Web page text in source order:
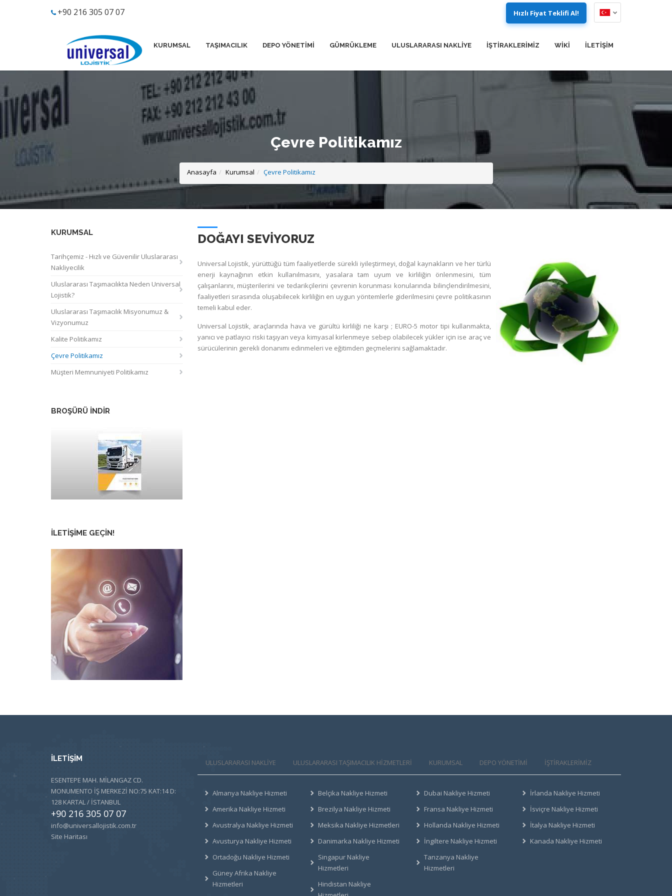
+90 216 305 07 07 Hızlı Fiyat Teklifi Al!
KURUMSAL TAŞIMACILIK DEPO YÖNETİMİ GÜMRÜKLEME ULUSLARARASI NAKLİYE İŞTİRAKLERİMİZ WIKI İLETİŞİM
Çevre Politikamız
Anasayfa Kurumsal Çevre Politikamız
KURUMSAL
Tarihçemiz - Hızlı ve Güvenilir Uluslararası
Nakliyecilik
Uluslararası Taşımacılıkta Neden Universal
Lojistik?
Uluslararası Taşımacılık Misyonumuz &
Vizyonumuz
Kalite Politikamız
Çevre Politikamız
Müşteri Memnuniyeti Politikamız
BROŞÜRÜ İNDİR
İLETIŞIME GEÇIN!
DOĞAYI SEVİYORUZ
Universal Lojistik, yürüttüğü tüm faaliyetlerde sürekli iyileştirmeyi, doğal kaynakların ve her türlü
enerji kaynağının etkin kullanılmasını, yasalara tam uyum ve kirliliğin önlenmesini, tüm
çalışanlarını, müşterilerini ve tedarikçilerini çevrenin korunması konularında bilinçlendirilmesini,
faaliyetleri sırasında oluşabilecek kirliliğin en uygun yöntemlerle giderilmesini çevre politikasının
temeli kabul eder.
Universal Lojistik, araçlarında hava ve gürültü kirliliği ne karşı ; EURO-5 motor tipi kullanmakta,
yanıcı ve patlayıcı riski taşıyan veya kimyasal kirlenmeye sebep olabilecek yükler için ise araç ve
sürücülerinin gerekli donanımı edinmeleri ve eğitimden geçmelerini sağlamaktadır.
İLETİŞİM
ESENTEPE MAH. MİLANGAZ CD.
MONUMENTO İŞ MERKEZİ NO:75 KAT:14 D:
128 KARTAL / İSTANBUL
+90 216 305 07 07
info@universallojistik.com.tr
Site Haritası
ULUSLARARASI NAKLİYE ULUSLARARASI TAŞIMACILIK HIZMETLERI KURUMSAL DEPO YÖNETİMİ İŞTİRAKLERİMİZ
Almanya Nakliye Hizmeti
Amerika Nakliye Hizmeti
Avustralya Nakliye Hizmeti
Avusturya Nakliye Hizmeti
Belçika Nakliye Hizmeti
Brezilya Nakliye Hizmeti
Meksika Nakliye Hizmetleri
Danimarka Nakliye Hizmeti
Dubai Nakliye Hizmeti
Fransa Nakliye Hizmeti
Hollanda Nakliye Hizmeti
İngiltere Nakliye Hizmeti
İrlanda Nakliye Hizmeti
İsviçre Nakliye Hizmeti
İtalya Nakliye Hizmeti
Kanada Nakliye Hizmeti
Ortadoğu Nakliye Hizmeti
Güney Afrika Nakliye
Hizmetleri
Singapur Nakliye
Hizmetleri
Hindistan Nakliye
Tanzanya Nakliye
Hizmetleri